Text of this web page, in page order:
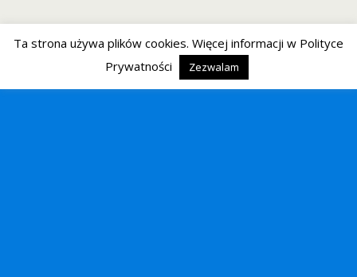
Ta strona używa plików cookies. Więcej informacji w Polityce
Prywatności
Zezwalam